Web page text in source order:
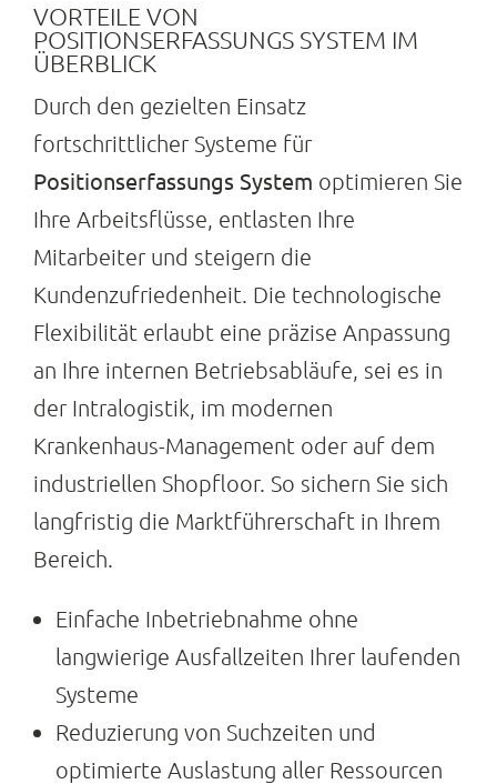
VORTEILE VON
POSITIONSERFASSUNGS SYSTEM IM
ÜBERBLICK
Durch den gezielten Einsatz
fortschrittlicher Systeme für
Positionserfassungs System optimieren Sie
Ihre Arbeitsflüsse, entlasten Ihre
Mitarbeiter und steigern die
Kundenzufriedenheit. Die technologische
Flexibilität erlaubt eine präzise Anpassung
an Ihre internen Betriebsabläufe, sei es in
der Intralogistik, im modernen
Krankenhaus-Management oder auf dem
industriellen Shopfloor. So sichern Sie sich
langfristig die Marktführerschaft in Ihrem
Bereich.
Einfache Inbetriebnahme ohne
langwierige Ausfallzeiten Ihrer laufenden
Systeme
Reduzierung von Suchzeiten und
optimierte Auslastung aller Ressourcen